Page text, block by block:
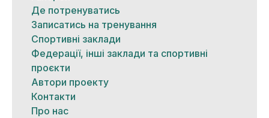
Де потренуватись
Записатись на тренування
Спортивні заклади
Федерації, інші заклади та спортивні
проєкти
Автори проекту
Контакти
Про нас